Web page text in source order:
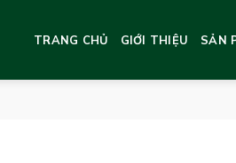
TRANG CHỦ GIỚI THIỆU SẢN